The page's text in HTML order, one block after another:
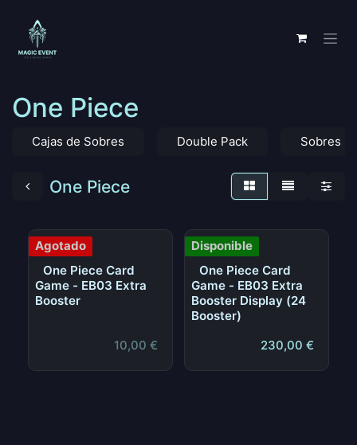
One Piece
Cajas de Sobres Double Pack Sobres
One Piece
Agotado
One Piece Card
Game - EB03 Extra
Booster
10,00 €
Disponible
One Piece Card
Game - EB03 Extra
Booster Display (24
Booster)
230,00 €